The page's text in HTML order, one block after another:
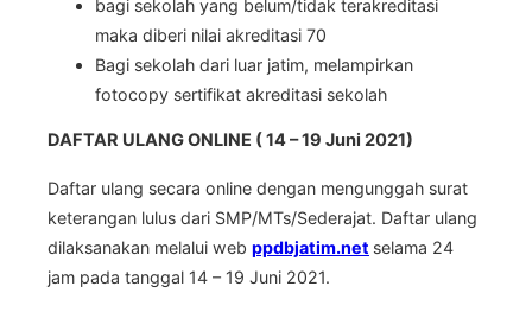
bagi sekolah yang belum/tidak terakreditasi
maka diberi nilai akreditasi 70
Bagi sekolah dari luar jatim, melampirkan
fotocopy sertifikat akreditasi sekolah
DAFTAR ULANG ONLINE ( 14 – 19 Juni 2021)
Daftar ulang secara online dengan mengunggah surat
keterangan lulus dari SMP/MTs/Sederajat. Daftar ulang
dilaksanakan melalui web ppdbjatim.net selama 24
jam pada tanggal 14 – 19 Juni 2021.